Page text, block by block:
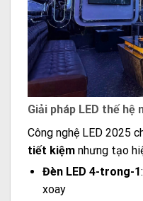
Giải pháp LED thế hệ
Công nghệ LED 2025
tiết kiệm nhưng tạo
Đèn LED 4-trong-1
xoay